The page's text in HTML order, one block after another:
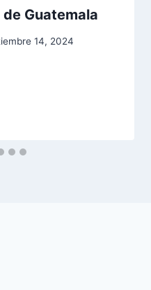
Guatemala
14, 2024